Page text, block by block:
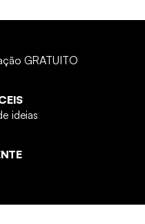
GRATUITO
ideias